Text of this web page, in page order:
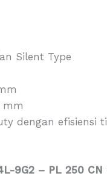
Silent Type
mm
dengan
9G2 – PL 250 CN